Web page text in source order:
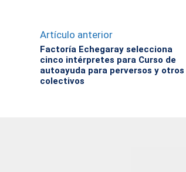
Artículo anterior
Factoría Echegaray selecciona
cinco intérpretes para Curso de
autoayuda para perversos y otros
colectivos